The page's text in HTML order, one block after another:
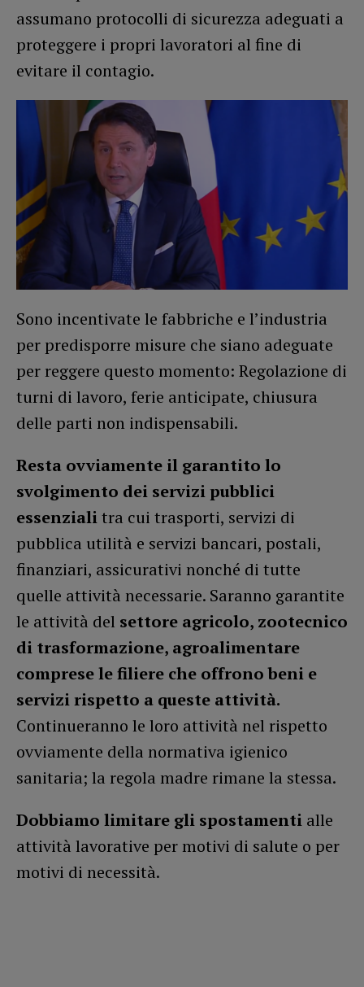
assumano protocolli di sicurezza adeguati a
proteggere i propri lavoratori al fine di
evitare il contagio.
Sono incentivate le fabbriche e l’industria
per predisporre misure che siano adeguate
per reggere questo momento: Regolazione di
turni di lavoro, ferie anticipate, chiusura
delle parti non indispensabili.
Resta ovviamente il garantito lo
svolgimento dei servizi pubblici
essenzialitra cui trasporti, servizi di
pubblica utilità e servizi bancari, postali,
finanziari, assicurativi nonché di tutte
quelle attività necessarie. Saranno garantite
le attività del settore agricolo, zootecnico
di trasformazione, agroalimentare
comprese le filiere che offrono beni e
servizi rispetto a queste attività.
Continueranno le loro attività nel rispetto
ovviamente della normativa igienico
sanitaria; la regola madre rimane la stessa.
Dobbiamo limitare gli spostamenti alle
attività lavorative per motivi di salute o per
motivi di necessità.